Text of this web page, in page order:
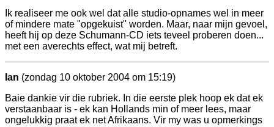
Ik realiseer me ook wel dat alle studio-opnames wel in meer
of mindere mate "opgekuist" worden. Maar, naar mijn gevoel,
heeft hij op deze Schumann-CD iets teveel proberen doen...
met een averechts effect, wat mij betreft.
Ian (zondag 10 oktober 2004 om 15:19)
Baie dankie vir die rubriek. In die eerste plek hoop ek dat ek
verstaanbaar is - ek kan Hollands min of meer lees, maar
ongelukkig praat ek net Afrikaans. Vir my was u opmerkings